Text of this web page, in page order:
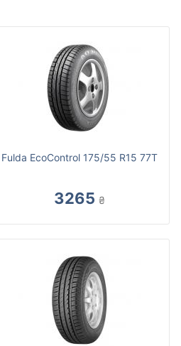
Fulda EcoControl 175/55 R15 77T
3265 ₴